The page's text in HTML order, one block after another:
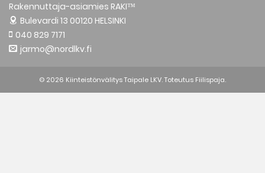
Rakennuttaja-asiamies RAKI™
Bulevardi 13 00120 HELSINKI
040 829 7171
jarmo@nordlkv.fi
© 2026 Kiinteistönvälitys Taipale LKV. Toteutus Fiilispaja.